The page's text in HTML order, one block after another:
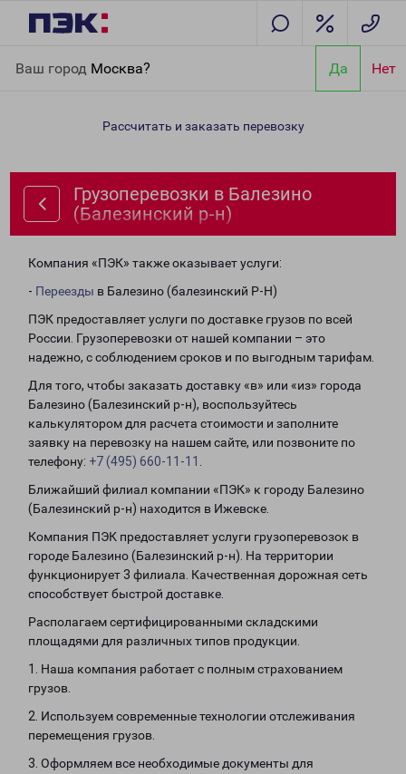
Ваш город Москва? Да Нет
(Балезинский р-н)
Рассчитать и заказать перевозку
Грузоперевозки в Балезино
(Балезинский р-н)
Компания «ПЭК» также оказывает услуги:
- Переезды в Балезино (балезинский Р-Н)
ПЭК предоставляет услуги по доставке грузов по всей
России. Грузоперевозки от нашей компании – это
надежно, с соблюдением сроков и по выгодным тарифам.
Для того, чтобы заказать доставку «в» или «из» города
Балезино (Балезинский р-н), воспользуйтесь
калькулятором для расчета стоимости и заполните
заявку на перевозку на нашем сайте, или позвоните по
телефону: +7 (495) 660-11-11
Ближайший филиал компании «ПЭК» к городу Балезино
(Балезинский р-н) находится в Ижевске.
Компания ПЭК предоставляет услуги грузоперевозок в
городе Балезино (Балезинский р-н). На территории
функционирует 3 филиала. Качественная дорожная сеть
способствует быстрой доставке.
Располагаем сертифицированными складскими
площадями для различных типов продукции.
1. Наша компания работает с полным страхованием
грузов.
2. Используем современные технологии отслеживания
перемещения грузов.
3. Оформляем все необходимые документы для